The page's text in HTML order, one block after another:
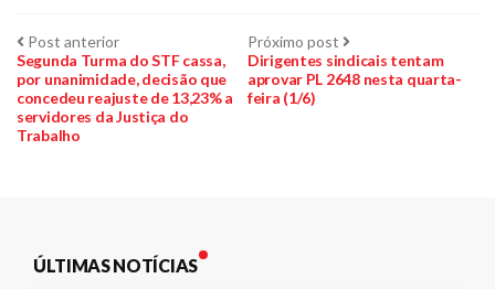
Navegação
de
Post
Post anteriorPost
anterior:
Segunda Turma do STF cassa,
por unanimidade, decisão que
concedeu reajuste de 13,23% a
servidores da Justiça do
Trabalho
Próximo post Próximo
post:
Dirigentes sindicais tentam
aprovar PL 2648 nesta quarta-
feira (1/6)
ÚLTIMAS NOTÍCIAS